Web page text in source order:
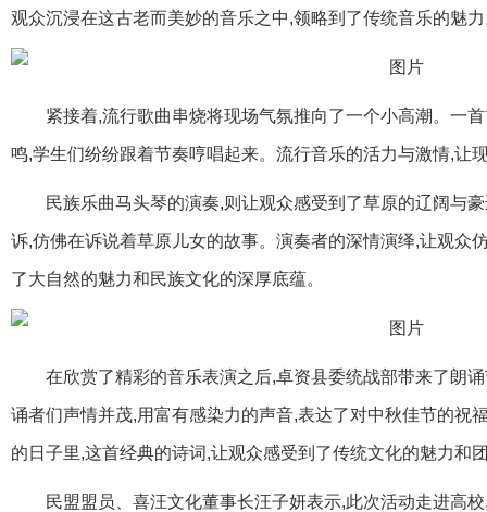
观众沉浸在这古老而美妙的音乐之中,领略到了传统音乐的魅
紧接着,流行歌曲串烧将现场气氛推向了一个小高潮。一
鸣,学生们纷纷跟着节奏哼唱起来。流行音乐的活力与激情,让
民族乐曲马头琴的演奏,则让观众感受到了草原的辽阔与
诉,仿佛在诉说着草原儿女的故事。演奏者的深情演绎,让观众
了大自然的魅力和民族文化的深厚底蕴。
在欣赏了精彩的音乐表演之后,卓资县委统战部带来了朗
诵者们声情并茂,用富有感染力的声音,表达了对中秋佳节的祝
的日子里,这首经典的诗词,让观众感受到了传统文化的魅力和
民盟盟员、喜汪文化董事长汪子妍表示,此次活动走进高